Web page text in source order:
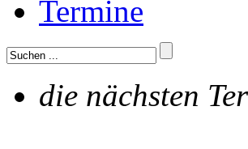
Termine
die nächsten